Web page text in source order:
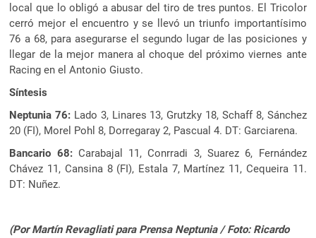
local que lo obligó a abusar del tiro de tres puntos. El Tricolor
cerró mejor el encuentro y se llevó un triunfo importantísimo
76 a 68, para asegurarse el segundo lugar de las posiciones y
llegar de la mejor manera al choque del próximo viernes ante
Racing en el Antonio Giusto.
Síntesis
Neptunia 76: Lado 3, Linares 13, Grutzky 18, Schaff 8, Sánchez
20 (FI), Morel Pohl 8, Dorregaray 2, Pascual 4. DT: Garciarena.
Bancario 68: Carabajal 11, Conrradi 3, Suarez 6, Fernández
Chávez 11, Cansina 8 (FI), Estala 7, Martínez 11, Cequeira 11.
DT: Nuñez.
(Por Martín Revagliati para Prensa Neptunia / Foto: Ricardo